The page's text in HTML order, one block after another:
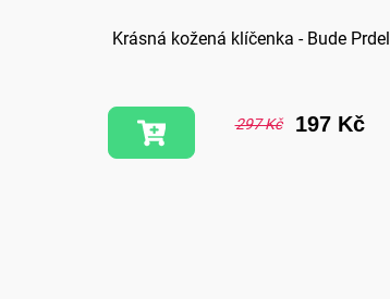
Krásná kožená klíčenka - Bude Prdel
297 Kč 197 Kč